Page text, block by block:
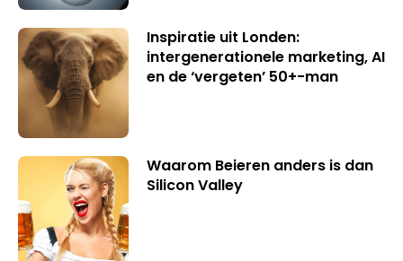
Inspiratie uit Londen:
intergenerationele marketing, AI
en de ‘vergeten’ 50+-man
Waarom Beieren anders is dan
Silicon Valley